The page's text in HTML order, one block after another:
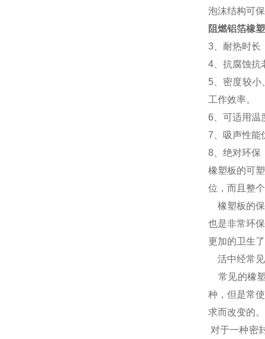
泡沫结构可
阻燃铝箔橡
3、耐热时长
4、抗腐蚀抗
5、密度较小
工作效率。
6、可适用温
7、吸声性能
8、绝对环保
橡塑板的可
位，而且整
橡塑板的保
也是非常环
更加的卫生
活中经常见
常见的橡塑
种，但是常
求而改变的
对于一种密